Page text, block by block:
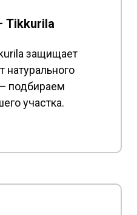
защищает
натурального
подбираем
участка.
Tikkurila